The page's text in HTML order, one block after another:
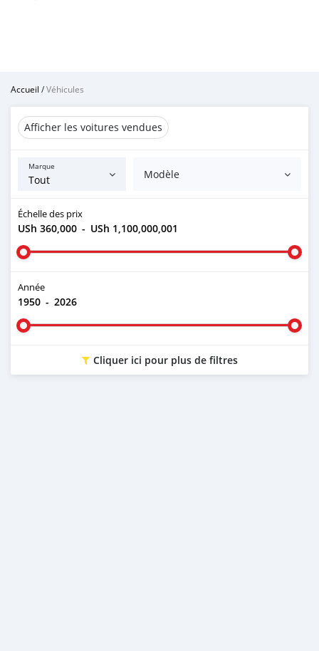
Accueil /Véhicules
Afficher les voitures vendues
Marque
Modèle
Échelle des prix
USh 360,000 - USh 1,100,000,001
Année
1950 - 2026
Cliquer ici pour plus de filtres